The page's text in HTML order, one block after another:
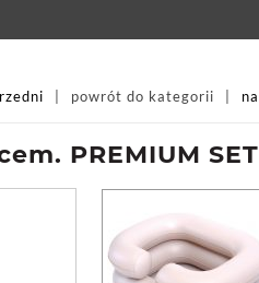
powrót do kategorii
PREMIUM SET